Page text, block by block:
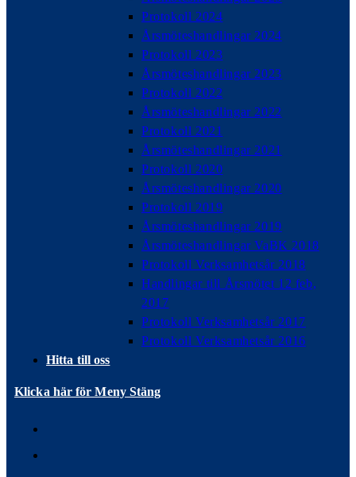
Protokoll 2024
Årsmöteshandlingar 2024
Protokoll 2023
Årsmöteshandlingar 2023
Protokoll 2022
Årsmöteshandlingar 2022
Protokoll 2021
Årsmöteshandlingar 2021
Protokoll 2020
Årsmöteshandlingar 2020
Protokoll 2019
Årsmöteshandlingar 2019
Årsmöteshandlingar VaBK 2018
Protokoll Verksamhetsår 2018
Handlingar till Årsmötet 12 feb,
2017
Protokoll Verksamhetsår 2017
Protokoll Verksamhetsår 2016
Hitta till oss
Klicka här för Meny Stäng